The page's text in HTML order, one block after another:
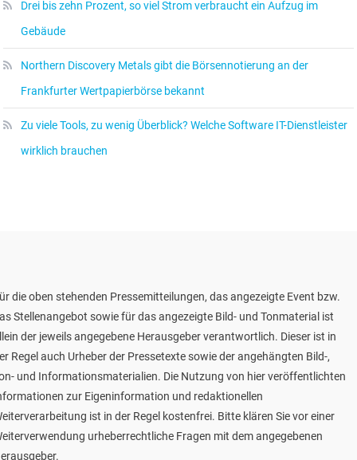
Drei bis zehn Prozent, so viel Strom verbraucht ein Aufzug im
Gebäude
Northern Discovery Metals gibt die Börsennotierung an der
Frankfurter Wertpapierbörse bekannt
Zu viele Tools, zu wenig Überblick? Welche Software IT-Dienstleister
wirklich brauchen
die oben stehenden Pressemitteilungen, das angezeigte Event bzw.
Stellenangebot sowie für das angezeigte Bild- und Tonmaterial ist
der jeweils angegebene Herausgeber verantwortlich. Dieser ist in
Regel auch Urheber der Pressetexte sowie der angehängten Bild-,
und Informationsmaterialien. Die Nutzung von hier veröffentlichten
zur Eigeninformation und redaktionellen
ist in der Regel kostenfrei. Bitte klären Sie vor einer
urheberrechtliche Fragen mit dem angegebenen